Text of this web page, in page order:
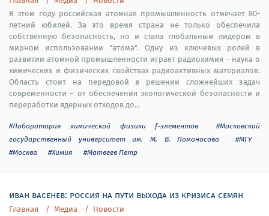
В этом году российская атомная промышленность отмечает 80-
летний юбилей. За это время страна не только обеспечила
собственную безопасность, но и стала глобальным лидером в
мирном использовании "атома". Одну из ключевых ролей в
развитии атомной промышленности играет радиохимия – наука о
химических и физических свойствах радиоактивных материалов.
Область стоит на передовой в решении сложнейших задач
современности – от обеспечения экологической безопасности и
переработки ядерных отходов до...
#Лаборатория химической физики f-элементов
#Московский
государственный университет им. М. В. Ломоносова
#МГУ
#Москва
#Химия #Матвеев Петр
иван васенев: россия на пути выхода из кризиса семян
Главная Медиа
Новости